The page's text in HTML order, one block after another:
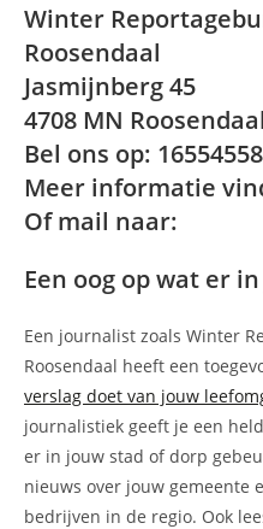
Winter
Roosendaal
Jasmijnberg 45
4708 MN Roosendaal
Bel ons op:
Meer informatie
Of mail naar:
Een oog op wat er
Een journalist zoals Winter
Roosendaal heeft een
verslag doet van jouw
journalistiek geeft je een
er in jouw stad of dorp
nieuws over jouw gemeente
bedrijven in de regio. Ook